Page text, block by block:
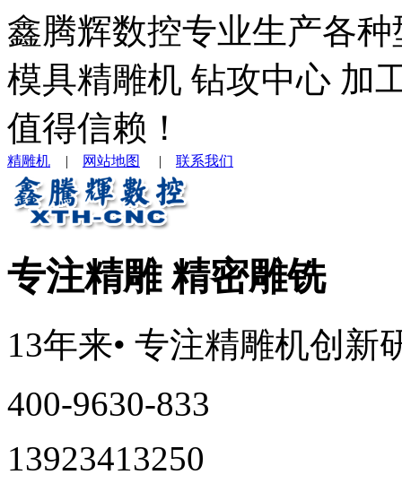
鑫腾辉数控专业生产各
模具精雕机 钻攻中心 加
值得信赖！
精雕机 | 网站地图 | 联系我们
专注精雕 精密雕铣
13年来• 专注精雕机创新
400-9630-833
13923413250